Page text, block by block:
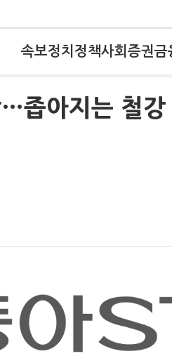
속보정치 정책사회 증권금
좁아지는 철강